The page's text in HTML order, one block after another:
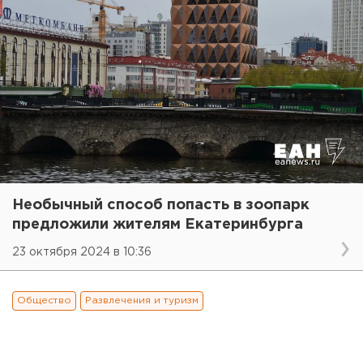
Необычный способ попасть в зоопарк
предложили жителям Екатеринбурга
23 октября 2024 в 10:36
Общество Развлечения и туризм